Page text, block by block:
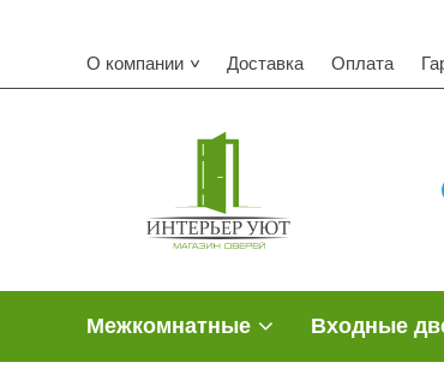
О компании Доставка Оплата
Межкомнатные Входные